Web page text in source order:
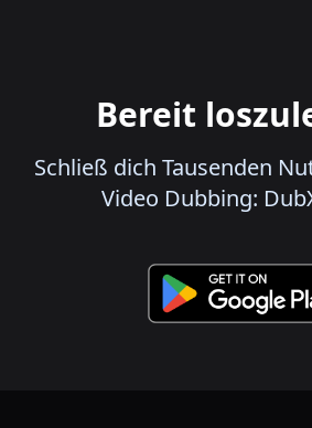
Bereit
Schließ dich Tausenden
Video Dubbing: